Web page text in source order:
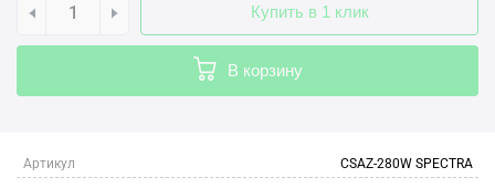
Купить в 1 клик
В корзину
Артикул CSAZ-280W SPECTRA